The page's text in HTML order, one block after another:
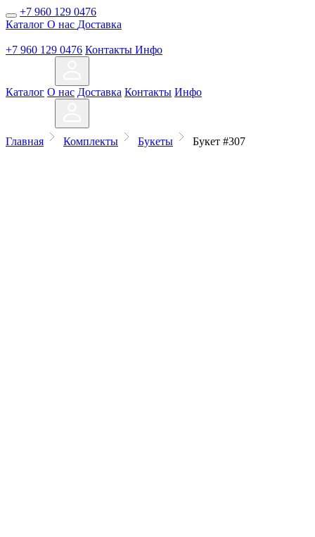
+7 960 129 0476
Каталог О нас Доставка
+7 960 129 0476 Контакты Инфо
Каталог О нас Доставка Контакты Инфо
Главная Комплекты Букеты Букет #307